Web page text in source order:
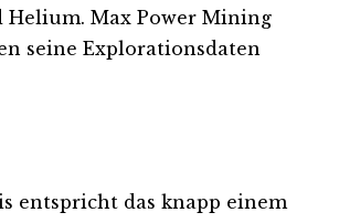
Helium. Max Power Mining
seine Explorationsdaten
entspricht das knapp einem